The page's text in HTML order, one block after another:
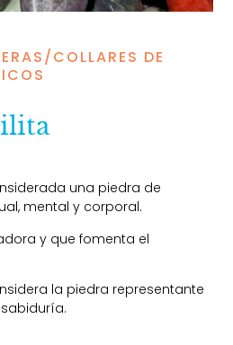
COLLARES DE
una piedra de
mental y corporal.
y que fomenta el
la piedra representante